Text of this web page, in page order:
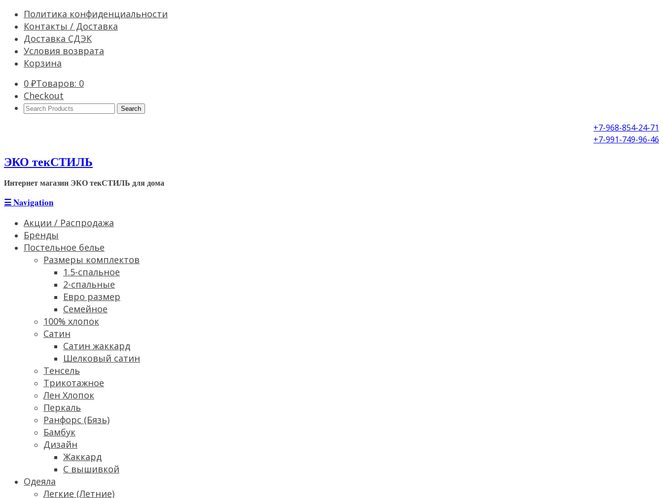
Политика конфиденциальности
Контакты / Доставка
Доставка СДЭК
Условия возврата
Корзина
0 ₽Товаров: 0
Checkout
Search
+7-968-854-24-71
+7-991-749-96-46
ЭКО текСТИЛЬ
Интернет магазин ЭКО текСТИЛЬ для дома
☰Navigation
Акции / Распродажа
Бренды
Постельное белье
Размеры комплектов
1.5-спальное
2-спальные
Евро размер
Семейное
100% хлопок
Сатин
Cатин жаккард
Шелковый сатин
Тенсель
Трикотажное
Лен Хлопок
Перкаль
Ранфорс (Бязь)
Бамбук
Дизайн
Жаккард
С вышивкой
Одеяла
Легкие (Летние)